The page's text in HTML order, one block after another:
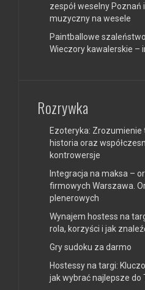
zespół weselny Poznań
muzyczny na wesele
Paintballowe
Wieczory kawalerskie –
Rozrywka
Ezoteryka: Zrozumienie
historia oraz
kontrowersje
Integracja na maksa –
firmowych Warszawa.
plenerowych
Wynajem hostess na
rola, korzyści i jak
Gry sudoku za darmo
Hostessy na targi:
jak wybrać najlepsze do